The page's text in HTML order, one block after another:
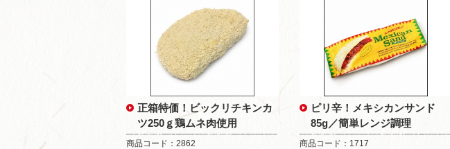
正箱特価！ビックリチキンカ
ツ250ｇ鶏ムネ肉使用
商品コード：2862
ピリ辛！メキシカンサンド
85g／簡単レンジ調理
商品コード：1717